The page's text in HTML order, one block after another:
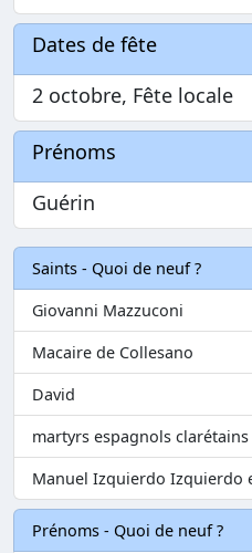
Dates de fête
2 octobre, Fête locale
Prénoms
Guérin
Saints - Quoi de neuf ?
Giovanni Mazzuconi
Macaire de Collesano
David
martyrs espagnols clarétains
Manuel Izquierdo Izquierdo
Prénoms - Quoi de neuf ?